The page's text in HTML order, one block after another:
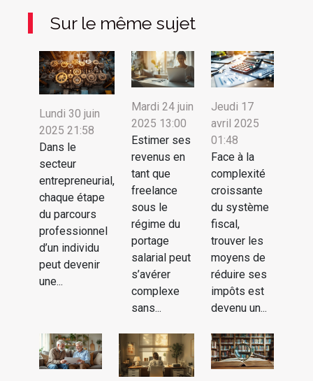
Sur le même sujet
Lundi 30 juin
2025 21:58
Dans le
secteur
entrepreneurial,
chaque étape
du parcours
professionnel
d’un individu
peut devenir
une...
Mardi 24 juin
2025 13:00
Estimer ses
revenus en
tant que
freelance
sous le
régime du
portage
salarial peut
s’avérer
complexe
sans...
Jeudi 17
avril 2025
01:48
Face à la
complexité
croissante
du système
fiscal,
trouver les
moyens de
réduire ses
impôts est
devenu un...